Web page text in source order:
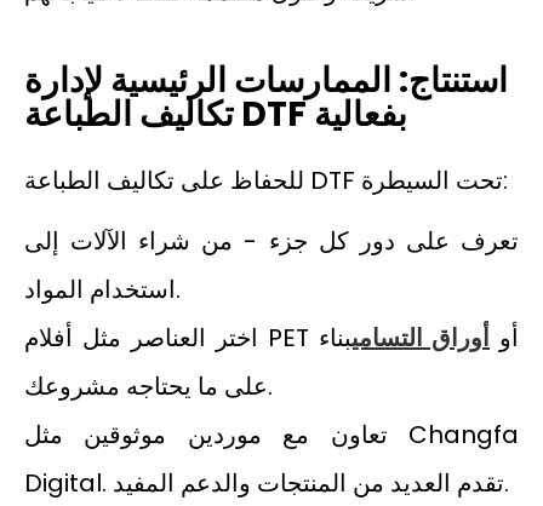
استنتاج: الممارسات الرئيسية لإدارة
تكاليف الطباعة DTF بفعالية
للحفاظ على تكاليف الطباعة DTF تحت السيطرة:
تعرف على دور كل جزء - من شراء الآلات إلى
استخدام المواد.
اختر العناصر مثل أفلام PET أو أوراق التساميبناء
على ما يحتاجه مشروعك.
تعاون مع موردين موثوقين مثل Changfa
Digital. تقدم العديد من المنتجات والدعم المفيد.